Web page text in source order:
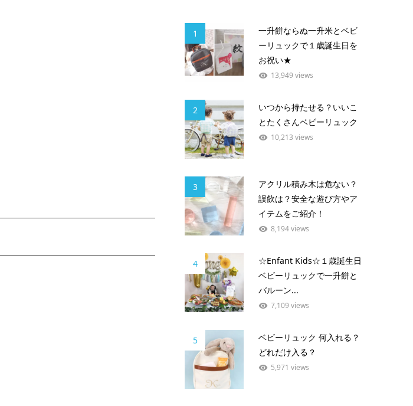
1
一升餅ならぬ一升米とベビ
ーリュックで１歳誕生日を
お祝い★
13,949 views
2
いつから持たせる？いいこ
とたくさんベビーリュック
10,213 views
3
アクリル積み木は危ない？
誤飲は？安全な遊び方やア
イテムをご紹介！
8,194 views
4
☆Enfant Kids☆１歳誕生日
ベビーリュックで一升餅と
バルーン...
7,109 views
5
ベビーリュック 何入れる？
どれだけ入る？
5,971 views